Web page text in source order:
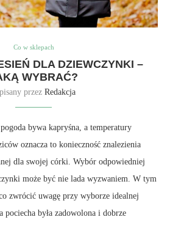
Co w sklepach
DLA DZIEWCZYNKI –
WYBRAĆ?
przez Redakcja
bywa kapryśna, a temperatury
oznacza to konieczność znalezienia
dla swojej córki. Wybór odpowiedniej
może być nie lada wyzwaniem. W tym
zwrócić uwagę przy wyborze idealnej
była zadowolona i dobrze